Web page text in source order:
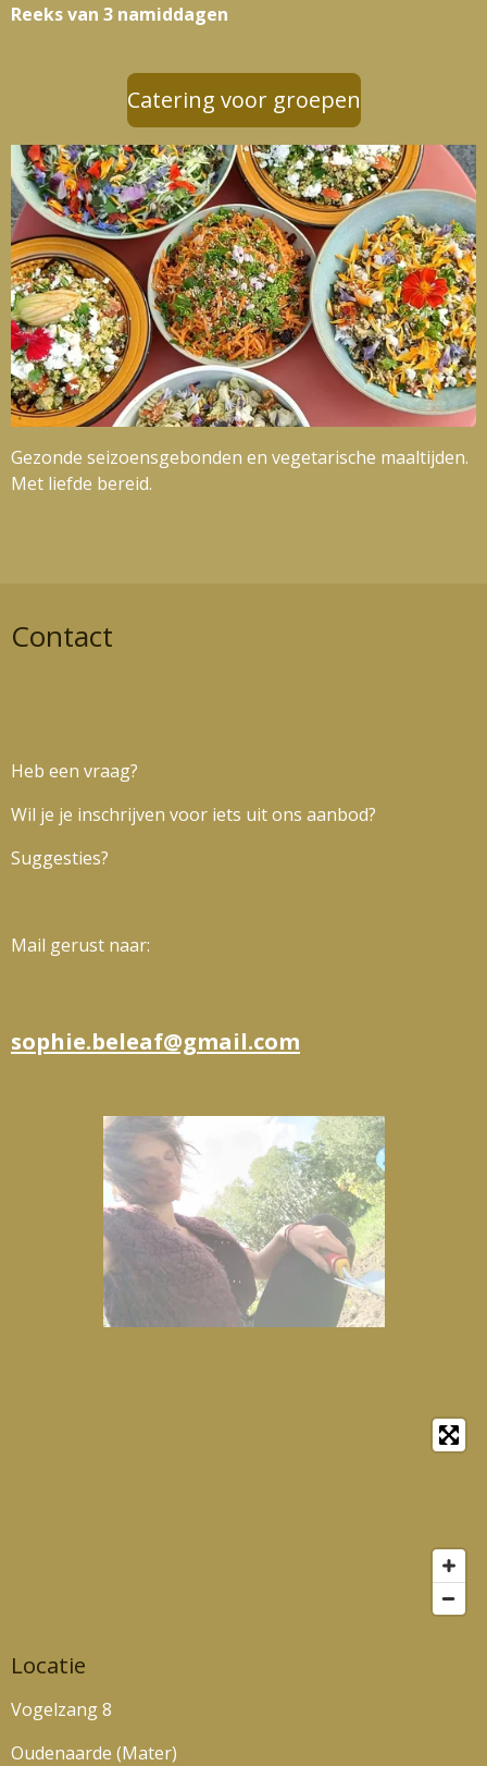
Reeks van 3 namiddagen
Catering voor groepen
Gezonde seizoensgebonden en vegetarische maaltijden.
Met liefde bereid.
Contact
Heb een vraag?
Wil je je inschrijven voor iets uit ons aanbod?
Suggesties?
Mail gerust naar:
sophie.beleaf@gmail.com
Locatie
Vogelzang 8
Oudenaarde (Mater)